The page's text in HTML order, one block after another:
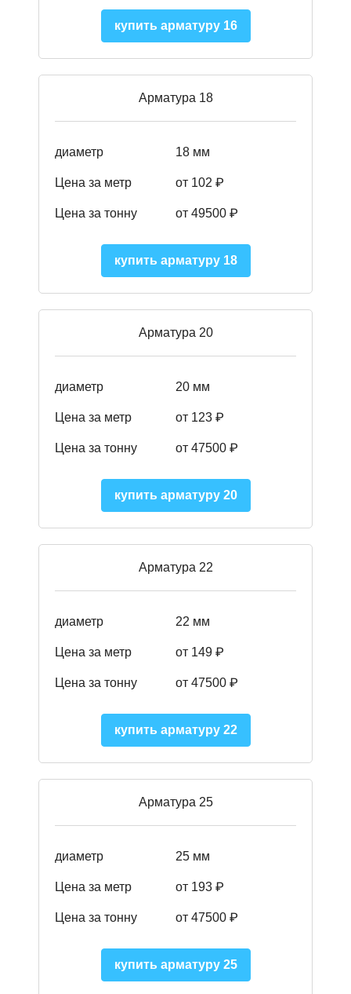
купить арматуру 16
Арматура 18
диаметр 18 мм
Цена за метр от 102 ₽
Цена за тонну от 49500 ₽
купить арматуру 18
Арматура 20
диаметр 20 мм
Цена за метр от 123 ₽
Цена за тонну от 47500 ₽
купить арматуру 20
Арматура 22
диаметр 22 мм
Цена за метр от 149 ₽
Цена за тонну от 47500 ₽
купить арматуру 22
Арматура 25
диаметр 25 мм
Цена за метр от 193 ₽
Цена за тонну от 47500 ₽
купить арматуру 25